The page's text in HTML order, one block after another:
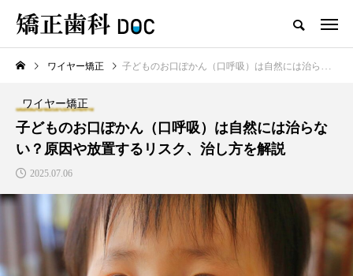
TOP ワイヤー矯正 マウスピース矯正
新着記事
ワイヤー矯正
ワイヤー矯正 子どものお口ぽかん（口呼吸）は自然には治らない？原因や放置するリスク、治し方を解説
ワイヤー矯正
子どものお口ぽかん（口呼吸）は自然には治らな
い？原因や放置するリスク、治し方を解説
2025.07.06